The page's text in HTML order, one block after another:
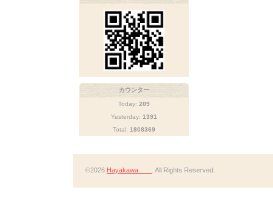
カウンター
Today: 209
Yesterday: 1391
Total: 1808369
©2026 Hayakawa . All Rights Reserved.